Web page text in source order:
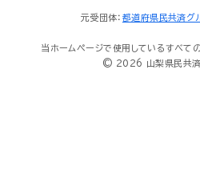
元受団体： 都道府県民共済グ
当ホームページで使用しているすべて
© 2026 山梨県民共済